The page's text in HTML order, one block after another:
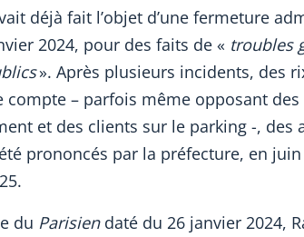
déjà fait l’objet d’une fermeture
2024, pour des faits de « troubles
». Après plusieurs incidents, des
compte – parfois même opposant
et des clients sur le parking -, des
prononcés par la préfecture, en juin
du Parisiendaté du 26 janvier 2024,